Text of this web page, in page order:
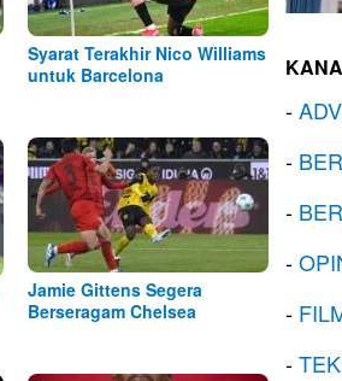
Syarat Terakhir Nico Williams
untuk Barcelona
Jamie Gittens Segera
Berseragam Chelsea
-
-
-
-
-
-